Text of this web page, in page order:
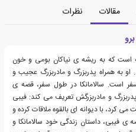
مقالات
نظرات
است که به ریشه ی نیاکان بومی و خون
به همراه پدربزرگ و مادربزرگ عجیب و
است. سالامانکا در طول سفر، قصه ی
و مادربزرگش تعریف می کند: فیبی
کرد، با دیوانه ای بالقوه ملاقات کرده و
فیبی، داستان زندگی خود سالامانکا و